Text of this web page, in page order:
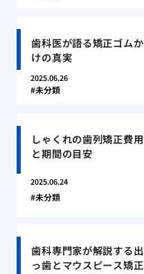
歯科医が語る矯正ゴムか
けの真実
2025.06.26
未分類
しゃくれの歯列矯正費用
と期間の目安
2025.06.24
未分類
歯科専門家が解説する出
っ歯とマウスピース矯正